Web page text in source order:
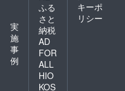
実
施
事
例
ふる
さと
納税
AD
FOR
ALL
HIO
KOS
キーポ
リシー